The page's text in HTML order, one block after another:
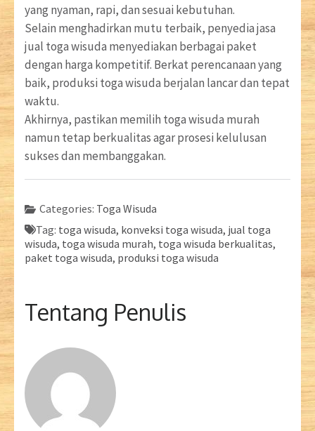
yang nyaman, rapi, dan sesuai kebutuhan.
Selain menghadirkan mutu terbaik, penyedia jasa
jual toga wisuda menyediakan berbagai paket
dengan harga kompetitif. Berkat perencanaan yang
baik, produksi toga wisuda berjalan lancar dan tepat
waktu.
Akhirnya, pastikan memilih toga wisuda murah
namun tetap berkualitas agar prosesi kelulusan
sukses dan membanggakan.
Categories: Toga Wisuda
Tag: toga wisuda, konveksi toga wisuda, jual toga
wisuda, toga wisuda murah, toga wisuda berkualitas,
paket toga wisuda, produksi toga wisuda
Tentang Penulis